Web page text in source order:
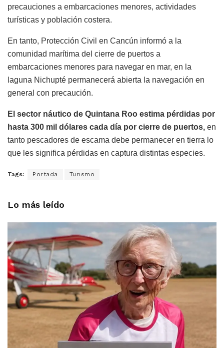
precauciones a embarcaciones menores, actividades
turísticas y población costera.
En tanto, Protección Civil en Cancún informó a la
comunidad marítima del cierre de puertos a
embarcaciones menores para navegar en mar, en la
laguna Nichupté permanecerá abierta la navegación en
general con precaución.
El sector náutico de Quintana Roo estima pérdidas por
hasta 300 mil dólares cada día por cierre de puertos, en
tanto pescadores de escama debe permanecer en tierra lo
que les significa pérdidas en captura distintas especies.
Tags: Portada Turismo
Lo más leído